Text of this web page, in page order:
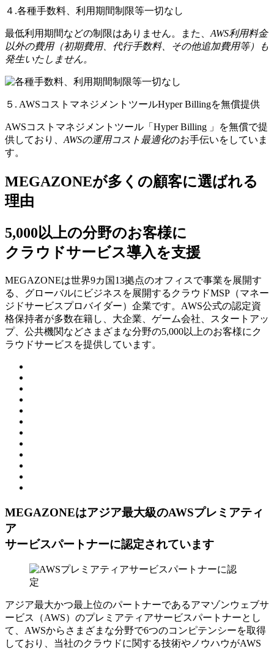
４.各種手数料、利用期間制限等一切なし
最低利用期間などの制限はありません。また、 AWS利用料金
以外の費用（初期費用、代行手数料、その他追加費用等）も
発生いたしません。
５. AWSコストマネジメントツールHyper Billingを無償提供
AWSコストマネジメントツール「Hyper Billing 」を無償で提
供しており、 AWSの運⽤コスト最適化のお⼿伝いをしていま
す。
MEGAZONEが多くの顧客に選ばれる
理由
5,000以上の分野のお客様に
クラウドサービス導入を支援
MEGAZONEは世界9カ国13拠点のオフィスで事業を展開す
る、グローバルにビジネスを展開するクラウドMSP（マネー
ジドサービスプロバイダー）企業です。AWS公式の認定資
格保持者が多数在籍し、⼤企業、ゲーム会社、スタートアッ
プ、公共機関などさまざまな分野の5,000以上のお客様にク
ラウドサービスを提供しています。
MEGAZONEはアジア最⼤級のAWSプレミアティ
ア
サービスパートナーに認定されています
アジア最大かつ最上位のパートナーであるアマゾンウェブサ
ービス（AWS）のプレミアティアサービスパートナーとし
て、AWSからさまざまな分野で6つのコンピテンシーを取得
しており、当社のクラウドに関する技術やノウハウがAWS